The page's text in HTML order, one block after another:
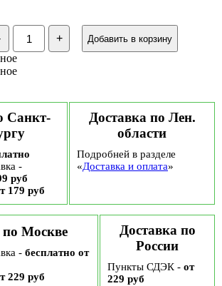
Количество
Зефир
Нева
глазированный
Дубайский
+ Добавить в корзину
Санкт-
-
руб
179 руб
Доставка по Лен.
области
Подробней в разделе
«Доставка и оплата»
по Москве
- бесплатно от
229 руб
Доставка по
России
Пункты СДЭК - от
229 руб